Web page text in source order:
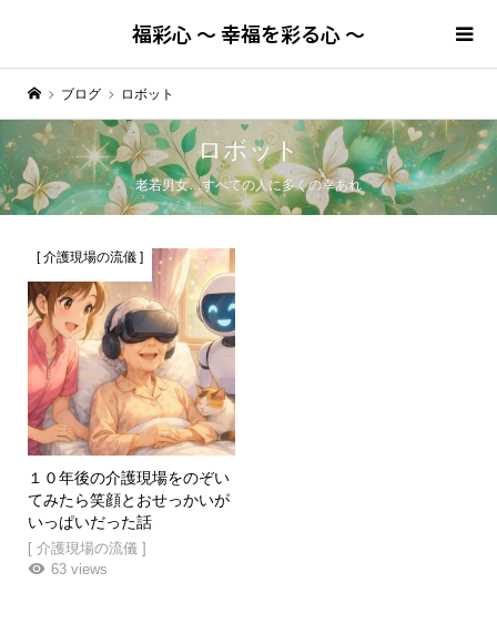
福彩心 ～ 幸福を彩る心 ～
ブログ ロボット
ロボット
老若男女…すべての人に多くの幸あれ
[ 介護現場の流儀 ]
１０年後の介護現場をのぞい
てみたら笑顔とおせっかいが
いっぱいだった話
[ 介護現場の流儀 ]
63 views